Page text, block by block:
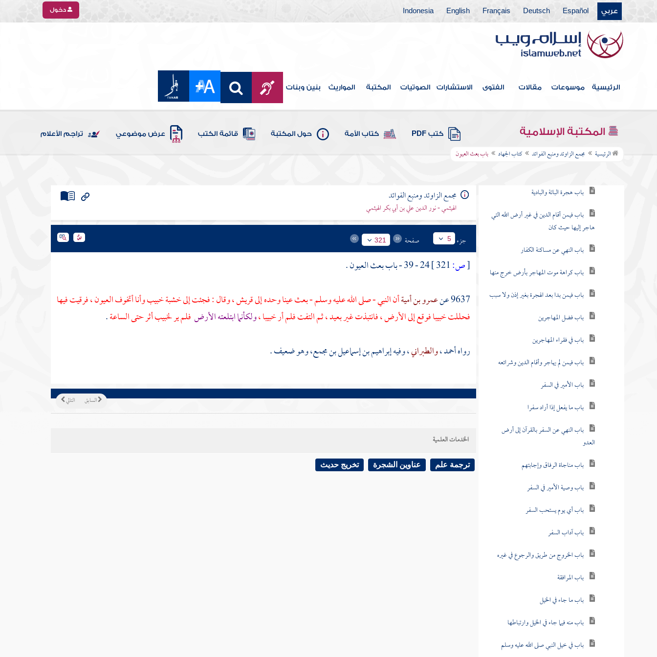
عربي Español
Deutsch
Français
English
Indonesia دخول
الرئيسية موسوعات مقالات الفتوى الاستشارات الصوتيات المكتبة المواريث بنين وبنات
المكتبة الإسلامية كتب PDF كتاب الأمة حول المكتبة قائمة الكتب عرض موضوعي تراجم الأعلام
الرئيسية مجمع الزاوئد ومنبع الفوائد كتاب الجهاد باب بعث العيون
كتاب الطلاق
كتاب الأطعمة
كتاب الأشربة
كتاب الطب
كتاب اللباس
كتاب الخلافة
كتاب الجهاد
باب هجرة الباتة والبادية
باب فيمن أقام الدين في غير أرض الله التي
هاجر إليها حيث كان
باب النهي عن مساكنة الكفار
باب كراهة موت المهاجر بأرض خرج منها
باب فيمن بدا بعد الهجرة بغير إذن ولا سبب
باب فضل المهاجرين
باب في فقراء المهاجرين
باب فيمن لم يهاجر وأقام الدين وشرائعه
باب الأمير في السفر
باب ما يفعل إذا أراد سفرا
باب النهي عن السفر بالقرآن إلى أرض
العدو
باب مناجاة الرفاق وإجابتهم
باب وصية الأمير في السفر
باب أي يوم يستحب السفر
باب آداب السفر
باب الخروج من طريق والرجوع في غيره
باب المرافقة
باب ما جاء في الخيل
باب منه فيما جاء في الخيل وارتباطها
باب في خيل النبي صلى الله عليه وسلم
مجمع الزاوئد ومنبع الفوائد
الهيثمي - نور الدين علي بن أبي بكر الهيثمي
جزء 5 صفحة 321
[ص:
24 - 39 - باب بعث العيون .
9637 عن
عمرو بن أميةأن النبي - صلى الله عليه وسلم - بعث عينا وحده إلىقريش، وقال : فجئت إلى خشبةخبيبوأنا أتخوف العيون ، فرقيت فيها
فحللتخبيبافوقع إلى الأرض ، فانتبذت غير بعيد ، ثم التفت فلم أرخبيبا،ولكأنما ابتلعته الأرضفلم يرلخبيبأثر حتى الساعة.
رواهأحمد،والطبراني، وفيهإبراهيم بن إسماعيل بن مجمع،وهو ضعيف .
التالي السابق
الخدمات العلمية
ترجمة علم عناوين الشجرة تخريج حديث